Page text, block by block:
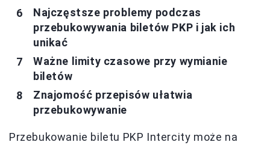
Najczęstsze problemy podczas
przebukowywania biletów PKP i jak ich
unikać
Ważne limity czasowe przy wymianie
biletów
Znajomość przepisów ułatwia
przebukowywanie
Przebukowanie biletu PKP Intercity może na